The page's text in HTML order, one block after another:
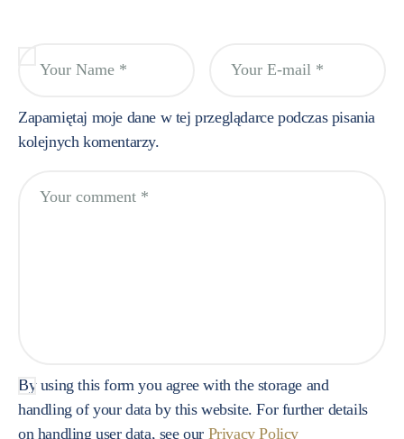
Zapamiętaj moje dane w tej przeglądarce podczas pisania
kolejnych komentarzy.
By using this form you agree with the storage and
handling of your data by this website. For further details
on handling user data, see our Privacy Policy